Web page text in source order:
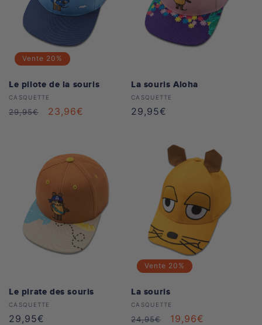
Vente 20%
Le pilote de la souris
Distributeur :
CASQUETTE
Prix
29,95€
Prix
23,96€
La souris Aloha
Distributeur :
CASQUETTE
Prix
29,95€
Le pirate des souris
Distributeur :
CASQUETTE
Prix
29,95€
Vente 20%
La souris
Distributeur :
CASQUETTE
Prix
24,95€
Prix
19,96€